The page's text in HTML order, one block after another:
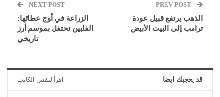
الذهب يرتفع قبيل عودة
ترامب إلى البيت الأبيض
NEXT POST
الزراعة في أوج عطائها:
الفلبين تحتفل بموسم أرز
تاريخي
قد يعجبك ايضا اقرأ لنفس الكاتب